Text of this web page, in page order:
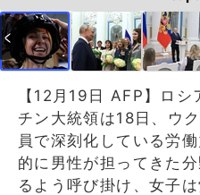
【12月19日 AFP】ロ
チン大統領は18日、ウ
員で深刻化している労
的に男性が担ってきた
るよう呼び掛け、女子